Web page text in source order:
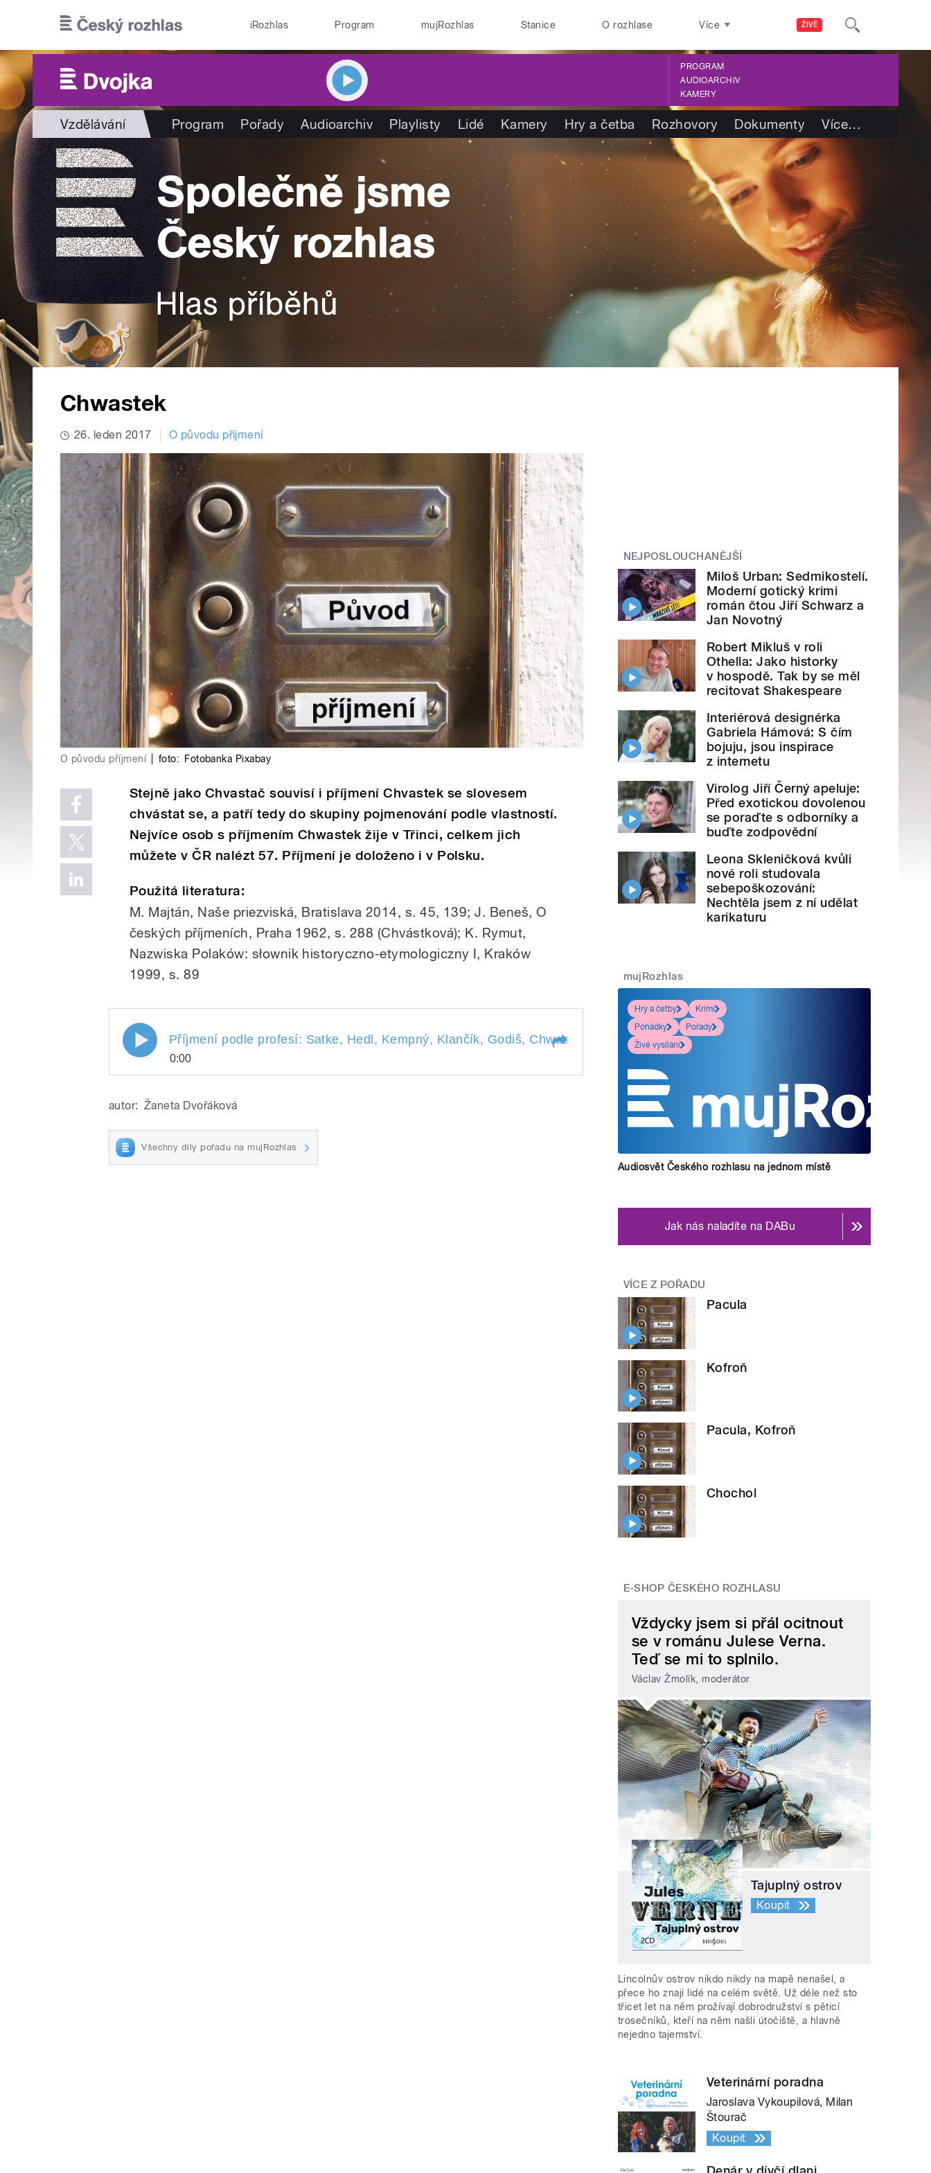
ŽIVĚ
iRozhlas Program mujRozhlas Stanice O rozhlase Více
PROGRAM
AUDIOARCHIV
KAMERY
Vzdělávání Program Pořady Audioarchiv Playlisty Lidé Kamery Hry a četba Rozhovory Dokumenty Více…
Chwastek
26. leden 2017 O původu příjmení
O původu příjmení foto: Fotobanka Pixabay
Stejně jako Chvastač souvisí i příjmení Chvastek se slovesem
chvástat se, a patří tedy do skupiny pojmenování podle vlastností.
Nejvíce osob s příjmením Chwastek žije v Třinci, celkem jich
můžete v ČR nalézt 57. Příjmení je doloženo i v Polsku.
Použitá literatura:
M. Majtán, Naše priezviská, Bratislava 2014, s. 45, 139; J. Beneš, O
českých příjmeních, Praha 1962, s. 288 (Chvástková); K. Rymut,
Nazwiska Polaków: słownik historyczno-etymologiczny I, Kraków
1999, s. 89
Příjmení podle profesí: Satke, Hedl, Kempný, Klančík, Godiš, Chwastek. Moderují Kateřina Dvořáková a Jiří
0:00
Kempný, Klančík, Godiš, Chwastek.
Moderují Kateřina Dvořáková a Jiří
autor: Žaneta Dvořáková
Všechny díly pořadu na mujRozhlas
NEJPOSLOUCHANĚJŠÍ
Miloš Urban: Sedmikostelí.
Moderní gotický krimi
román čtou Jiří Schwarz a
Jan Novotný
Robert Mikluš v roli
Othella: Jako historky
v hospodě. Tak by se měl
recitovat Shakespeare
Interiérová designérka
Gabriela Hámová: S čím
bojuju, jsou inspirace
z internetu
Virolog Jiří Černý apeluje:
Před exotickou dovolenou
se poraďte s odborníky a
buďte zodpovědní
Leona Skleničková kvůli
nové roli studovala
sebepoškozování:
Nechtěla jsem z ní udělat
karikaturu
mujRozhlas
Hry a četby
Krimi
Pohádky
Pořady
Živé vysílání
Audiosvět Českého rozhlasu na jednom místě
Jak nás naladíte na DABu
VÍCE Z POŘADU
Pacula
Kofroň
Pacula, Kofroň
Chochol
E-SHOP ČESKÉHO ROZHLASU
Vždycky jsem si přál ocitnout
se v románu Julese Verna.
Teď se mi to splnilo.
Václav Žmolík, moderátor
Tajuplný ostrov
Koupit
Lincolnův ostrov nikdo nikdy na mapě nenašel, a
přece ho znají lidé na celém světě. Už déle než sto
třicet let na něm prožívají dobrodružství s pěticí
trosečníků, kteří na něm našli útočiště, a hlavně
nejedno tajemství.
Veterinární poradna
Jaroslava Vykoupilová, Milan
Štourač
Koupit